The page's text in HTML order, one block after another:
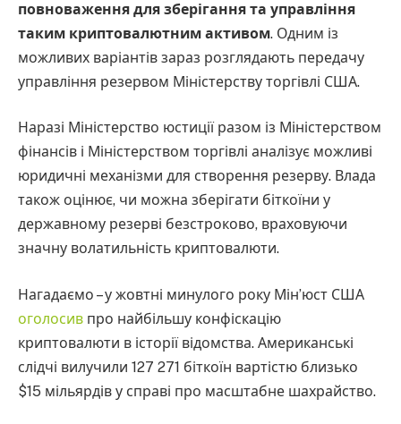
повноваження для зберігання та управління
таким криптовалютним активом. Одним із
можливих варіантів зараз розглядають передачу
управління резервом Міністерству торгівлі США.
Наразі Міністерство юстиції разом із Міністерством
фінансів і Міністерством торгівлі аналізує можливі
юридичні механізми для створення резерву. Влада
також оцінює, чи можна зберігати біткоїни у
державному резерві безстроково, враховуючи
значну волатильність криптовалюти.
Нагадаємо – у жовтні минулого року Мін’юст США
оголосив про найбільшу конфіскацію
криптовалюти в історії відомства. Американські
слідчі вилучили 127 271 біткоїн вартістю близько
$15 мільярдів у справі про масштабне шахрайство.